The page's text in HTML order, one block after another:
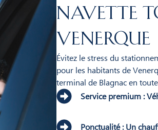
Navette
Venerque
Évitez le stress du
pour les habitants de
terminal de Blagnac en
Service premium :
Ponctualité : Un